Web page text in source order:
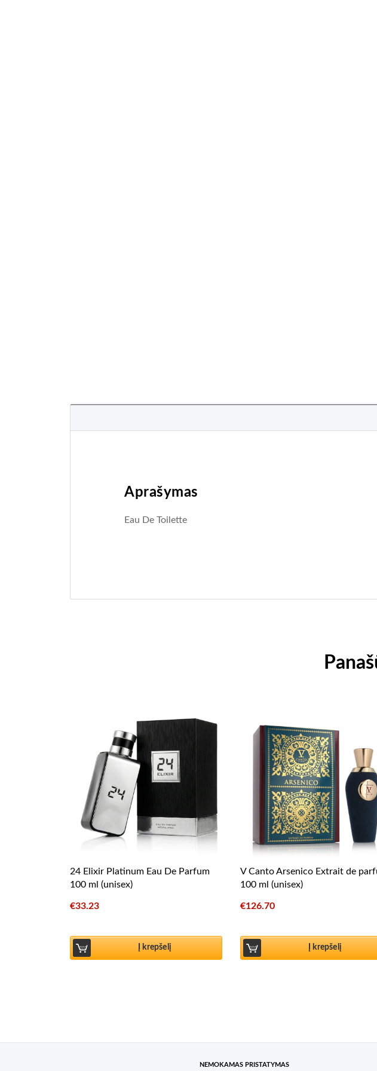
Aprašymas
Eau De Toilette
24 Elixir Platinum Eau De Parfum
100 ml (unisex)
€33.23
Į krepšelį
V Canto Arsenico Extrait de
100 ml (unisex)
€126.70
Į krepšelį
NEMOKAMAS PRISTATYMAS